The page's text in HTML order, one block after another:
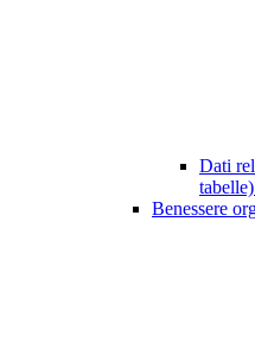
Dati
tabelle)
Benessere